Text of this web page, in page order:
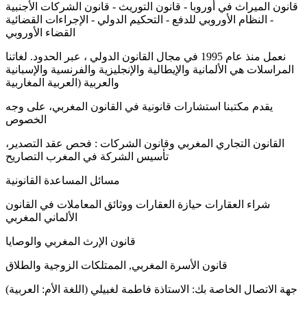
قانون الميراث في أوروبا - قانون التوريث - قانون الشركات الأجنبية
- النظام الأوروبي للدفع - التحكيم الدولي - الإجراءات القضائية
القضاء الأوروبي
نعمل منذ عام 1995 في مجال القانون الدولي ، عبر الحدود. لغاتنا
المراسلات هي الألمانية والإيطالية والإنجليزية والفرنسية والإسبانية
والعربية (العربية المغاربية
يقدم مكتبنا استشارات قانونية في القانون المغربي، على وجه
الخصوص
القانون التجاري المغربي وقانون الشركات : فحص عقد التصدير،
تأسيس الشركة في المغرب التصاريح
مسائل المساعدة القانونية
شراء العقارات حيازة العقارات ووثائق المعاملات في القانون
الألماني المغربي
قانون الإرث المغربي والوصايا
قانون الأسرة المغربي, الممتلكات الزوجية والطلاق
(اللغة الأم: العربية) جهة الاتصال الخاصة بك: الاستاذة فاطمة لغبيلي